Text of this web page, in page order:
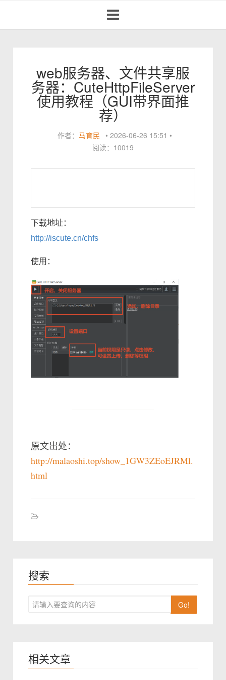
navigation
web服务器、文件共享服
务器：CuteHttpFileServer
使用教程（GUI带界面推
荐）
作者： 马育民 • 2026-06-26 15:51 •
阅读：10019
下载地址：
http://iscute.cn/chfs
使用：
原文出处：
http://malaoshi.top/show_1GW3ZEoEJRMl.
html
搜索
Go!
相关文章